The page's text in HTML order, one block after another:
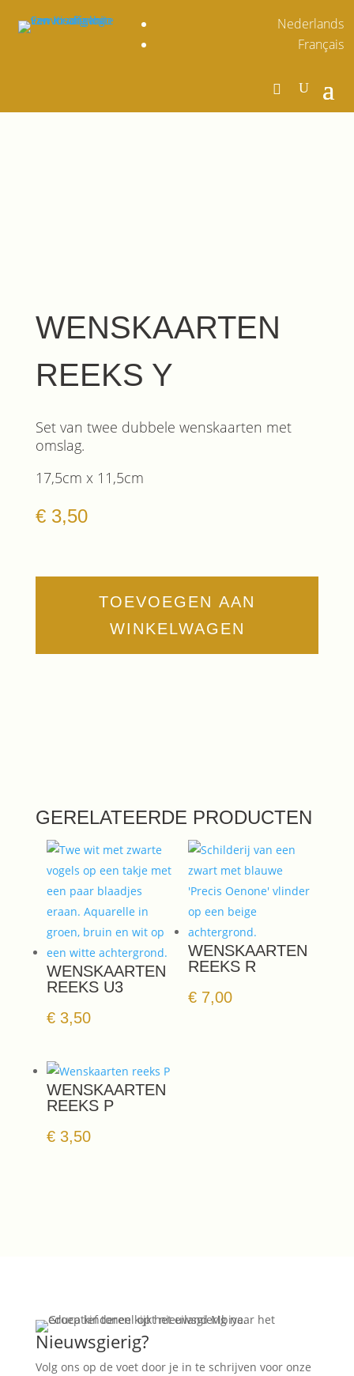
Nederlands
Français
WENSKAARTEN
REEKS Y
Set van twee dubbele wenskaarten met
omslag.
17,5cm x 11,5cm
€3,50
TOEVOEGEN AAN
WINKELWAGEN
GERELATEERDE PRODUCTEN
WENSKAARTEN
REEKS U3
€3,50
WENSKAARTEN
REEKS R
€7,00
WENSKAARTEN
REEKS P
€3,50
Nieuwsgierig?
Volg ons op de voet door je in te schrijven voor onze